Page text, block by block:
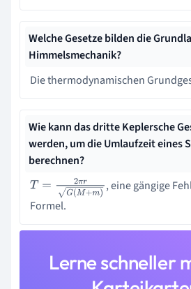
Welche Gesetze bilden die
Himmelsmechanik?
Die thermodynamischen
Wie kann das dritte Keplersche
werden, um die Umlaufzeit eines
berechnen?
T= 2π rG(M+m)
, eine gängige
Formel.
Lerne schneller